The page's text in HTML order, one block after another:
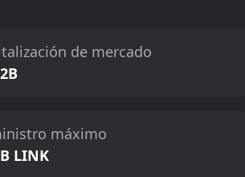
de mercado
máximo
LINK